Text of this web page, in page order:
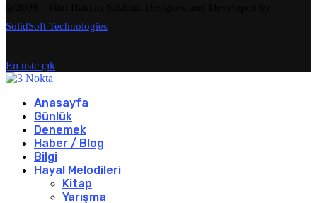
SolidSoft Technologies
En üste çık
Anasayfa
Günlük
Denemek
Haber / Blog
Bilgi
Hayal Melodileri
Kitap
Yarışma